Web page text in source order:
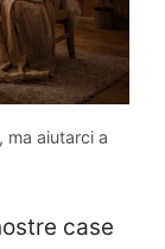
ma aiutarci a
case